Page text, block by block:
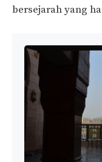
bersejarah yang